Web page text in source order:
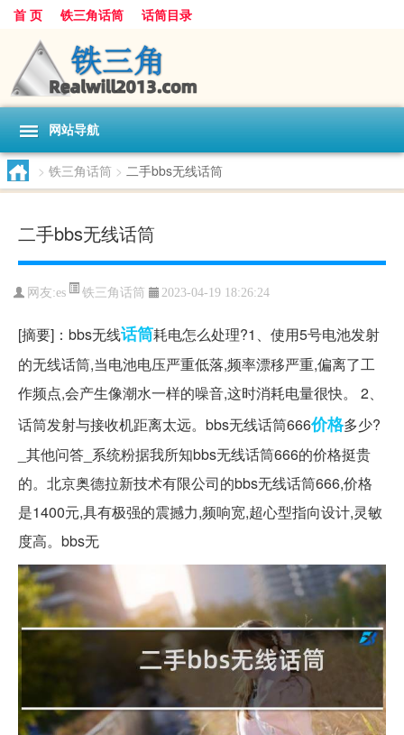
首 页 铁三角话筒 话筒目录
网站导航
> 铁三角话筒 > 二手bbs无线话筒
二手bbs无线话筒
网友:es 铁三角话筒 2023-04-19 18:26:24
[摘要]：bbs无线话筒耗电怎么处理?1、使用5号电池发射
的无线话筒,当电池电压严重低落,频率漂移严重,偏离了工
作频点,会产生像潮水一样的噪音,这时消耗电量很快。 2、
话筒发射与接收机距离太远。bbs无线话筒666价格多少?
_其他问答_系统粉据我所知bbs无线话筒666的价格挺贵
的。北京奥德拉新技术有限公司的bbs无线话筒666,价格
是1400元,具有极强的震撼力,频响宽,超心型指向设计,灵敏
度高。bbs无